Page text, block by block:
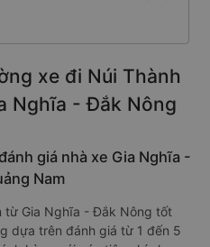
xe đi Núi Thành
Nghĩa - Đắk Nông
giá nhà xe Gia Nghĩa -
Nam
từ Gia Nghĩa - Đắk Nông tốt
dựa trên đánh giá từ 1 đến 5